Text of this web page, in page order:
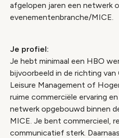
afgelopen jaren een netwerk
evenementenbranche/MICE.
Je profiel:
Je hebt minimaal een HBO
bijvoorbeeld in de richting
Leisure Management of
ruime commerciële ervaring
netwerk opgebouwd binnen
MICE. Je bent commercieel,
communicatief sterk.